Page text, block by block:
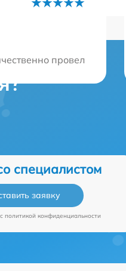
провели
специалистом
заявку
политикой конфиденциальности